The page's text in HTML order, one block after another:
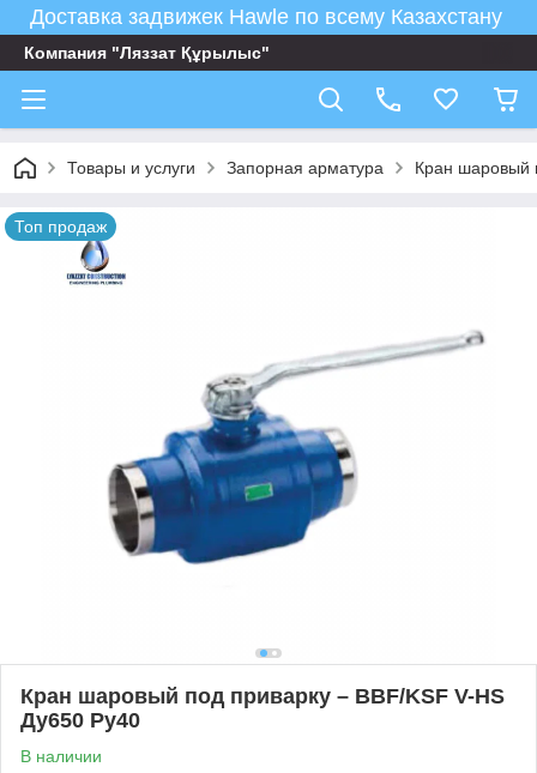
Доставка задвижек Hawle по всему Казахстану
Компания "Ляззат Құрылыс"
Товары и услуги Запорная арматура Кран шаровый
Топ продаж
Кран шаровый под приварку – BBF/KSF V-HS
Ду650 Ру40
В наличии